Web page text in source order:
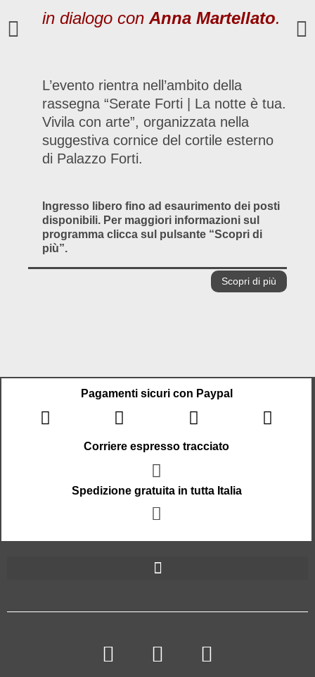
in dialogo con Anna Martellato.
L’evento rientra nell’ambito della
rassegna “Serate Forti | La notte è tua.
Vivila con arte”, organizzata nella
suggestiva cornice del cortile esterno
di Palazzo Forti.
Ingresso libero fino ad esaurimento dei posti
disponibili. Per maggiori informazioni sul
programma clicca sul pulsante “Scopri di
più”.
Scopri di più
Pagamenti sicuri con Paypal
Corriere espresso tracciato
Spedizione gratuita in tutta Italia